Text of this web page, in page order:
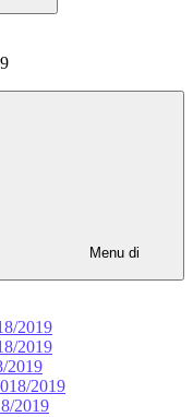
Menu di
2019
2019
2019
2019
2019